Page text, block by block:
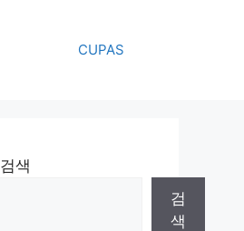
CUPAS
검색
검
색